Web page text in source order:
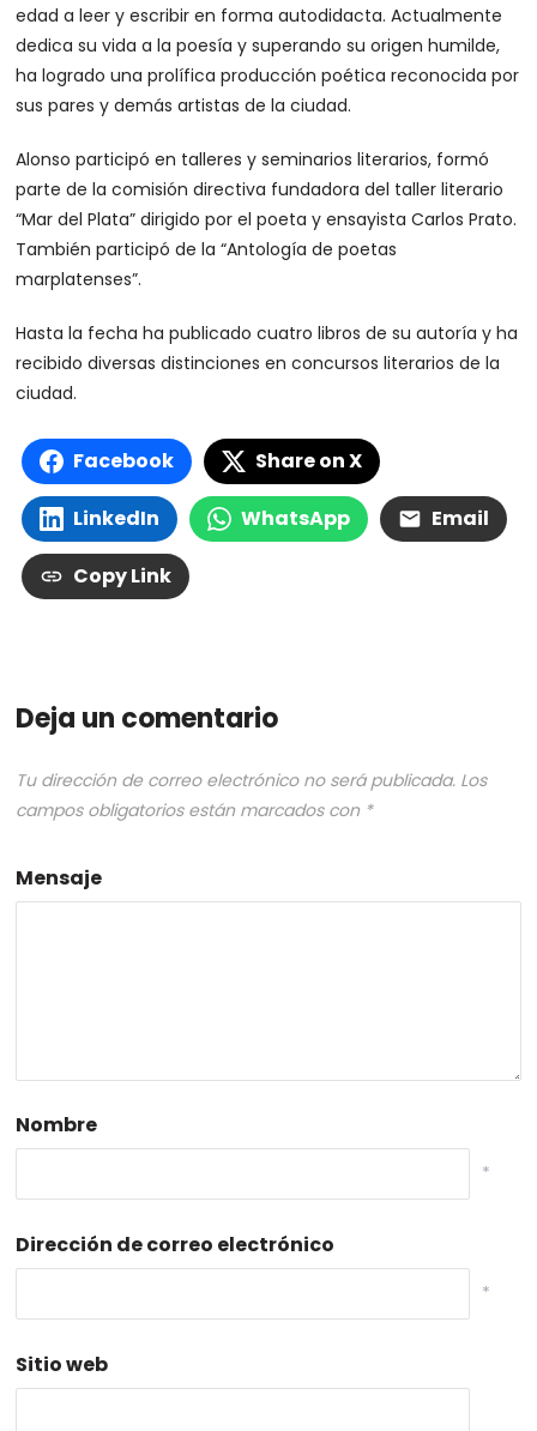
edad a leer y escribir en forma autodidacta. Actualmente
dedica su vida a la poesía y superando su origen humilde,
ha logrado una prolífica producción poética reconocida por
sus pares y demás artistas de la ciudad.
Alonso participó en talleres y seminarios literarios, formó
parte de la comisión directiva fundadora del taller literario
“Mar del Plata” dirigido por el poeta y ensayista Carlos Prato.
También participó de la “Antología de poetas
marplatenses”.
Hasta la fecha ha publicado cuatro libros de su autoría y ha
recibido diversas distinciones en concursos literarios de la
ciudad.
Facebook Share on X
LinkedIn WhatsApp Email
Copy Link
Deja un comentario
Tu dirección de correo electrónico no será publicada. Los
campos obligatorios están marcados con *
Mensaje
Nombre
*
Dirección de correo electrónico
*
Sitio web